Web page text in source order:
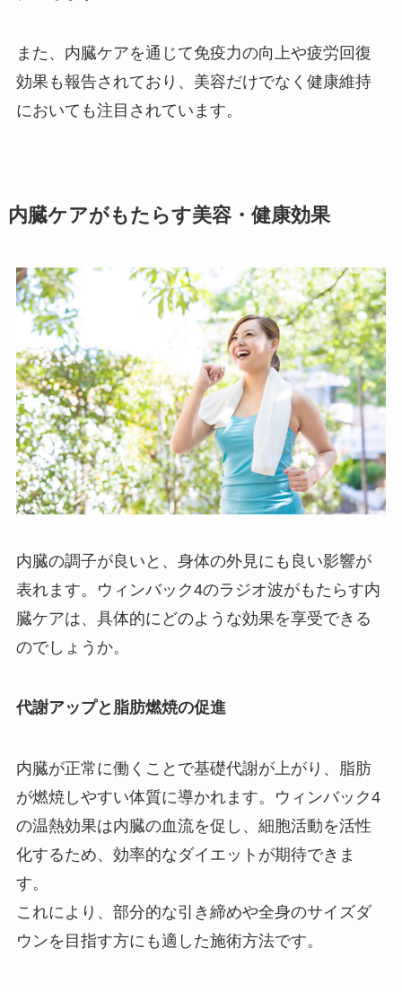
また、内臓ケアを通じて免疫力の向上や疲労回復
効果も報告されており、美容だけでなく健康維持
においても注目されています。
内臓ケアがもたらす美容・健康効果
内臓の調子が良いと、身体の外見にも良い影響が
表れます。ウィンバック4のラジオ波がもたらす内
臓ケアは、具体的にどのような効果を享受できる
のでしょうか。
代謝アップと脂肪燃焼の促進
内臓が正常に働くことで基礎代謝が上がり、脂肪
が燃焼しやすい体質に導かれます。ウィンバック4
の温熱効果は内臓の血流を促し、細胞活動を活性
化するため、効率的なダイエットが期待できま
す。
これにより、部分的な引き締めや全身のサイズダ
ウンを目指す方にも適した施術方法です。